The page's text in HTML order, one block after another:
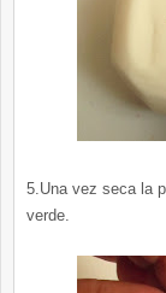
5.Una vez seca la
verde.